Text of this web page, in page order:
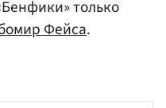
только
Фейса.